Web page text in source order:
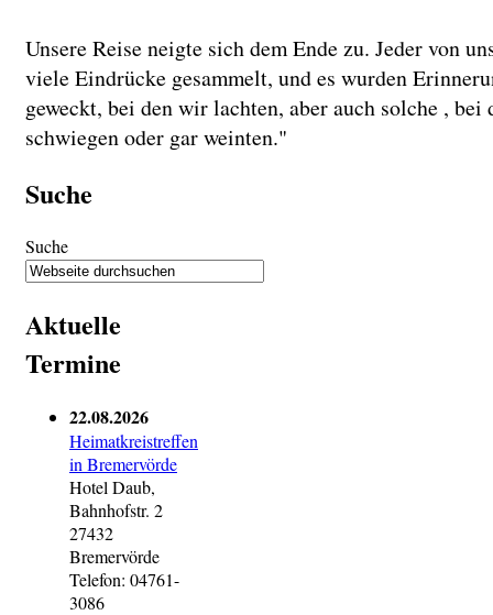
Unsere Reise neigte sich dem Ende zu. Jeder von
viele Eindrücke gesammelt, und es wurden
geweckt, bei den wir lachten, aber auch solche , bei
schwiegen oder gar weinten."
Suche
Suche
Aktuelle
Termine
22.08.2026
Heimatkreistreffen
in Bremervörde
Hotel Daub,
Bahnhofstr. 2
27432
Bremervörde
Telefon: 04761-
3086